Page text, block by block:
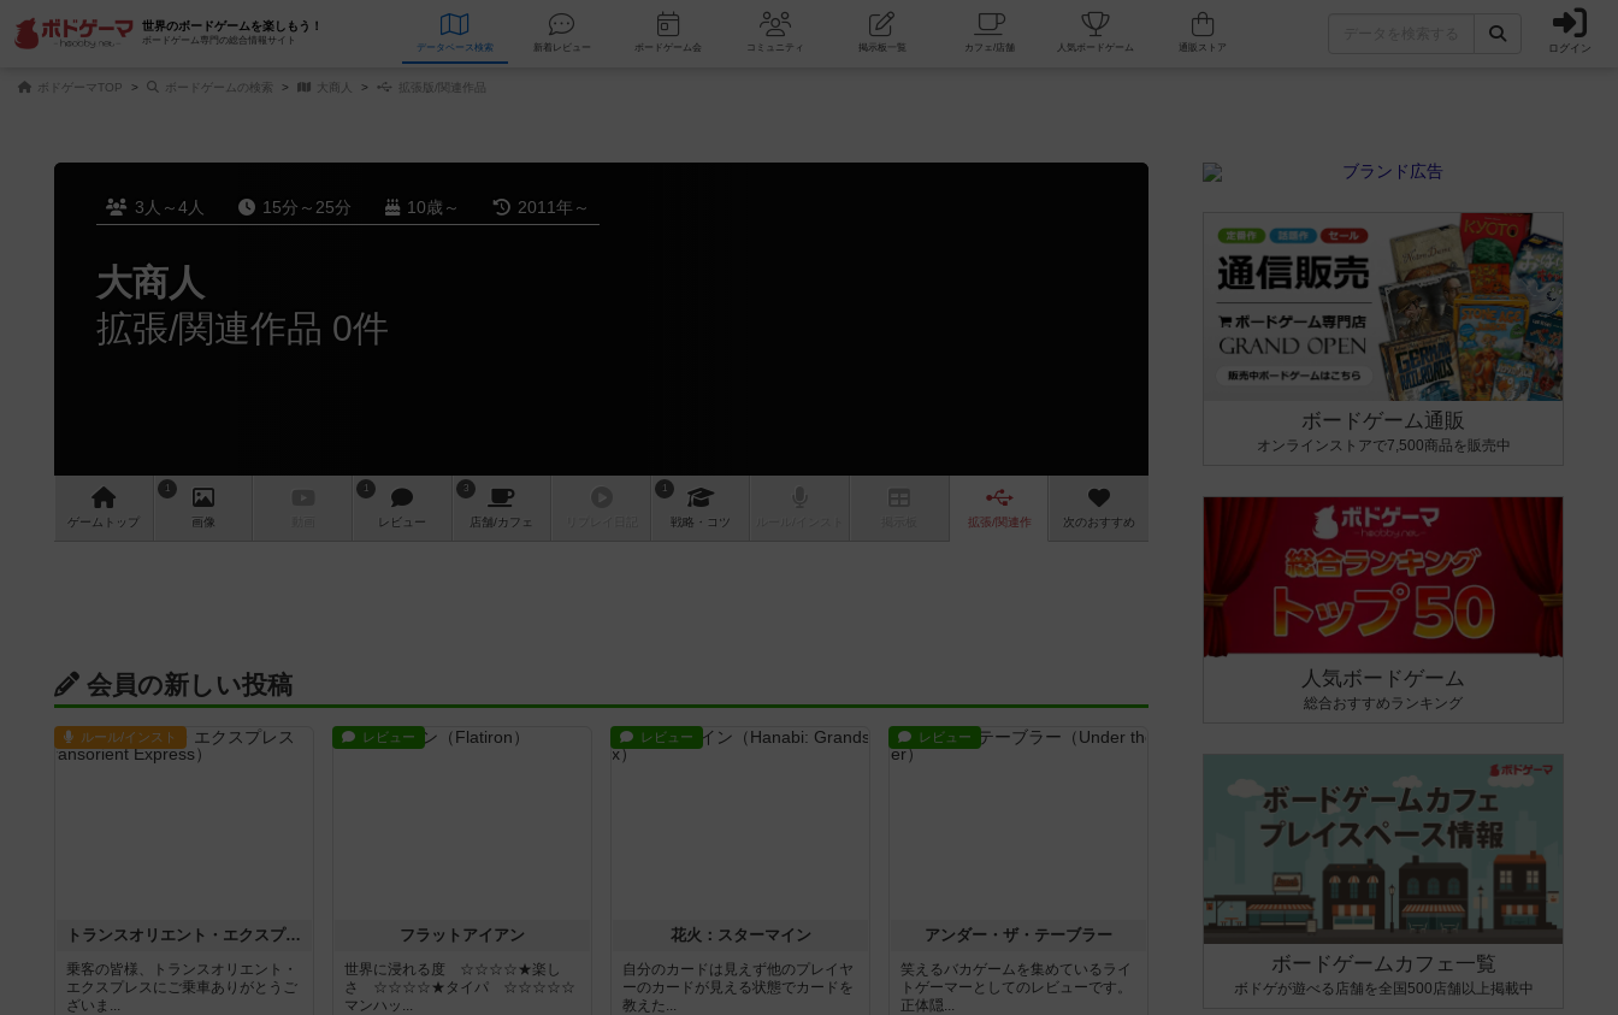
世界のボードゲームを楽しもう！
ボードゲーム専門の総合情報サイト
データベース 検索 新着レビュー ボードゲーム会 コミュニティ 掲示板一覧 カフェ/店舗 人気ボードゲーム ログイン
ボドゲーマTOP ボードゲームの検索 大商人 拡張版/関連作品
3人～4人 15分～25分 10歳～ 2011年～
大商人
拡張/関連作品 0件
ゲーム トップ
1
画像
1
レビュー
3
店舗/カフェ
1
戦略 ・コツ 拡張/関連作 次のおすすめ
会員の新しい投稿
ルール/インスト
トランスオリエント・エクスプレス
乗客の皆様、トランスオリエント・
エクスプレスにご乗車ありがとうご
ざいま...
レビュー
フラットアイアン
世界に浸れる度 ☆☆☆☆★楽し
さ ☆☆☆☆★タイパ ☆☆☆☆☆
マンハッ...
レビュー
花火：スターマイン
自分のカードは見えず他のプレイヤ
ーのカードが見える状態でカードを
教えた...
レビュー
アンダー・ザ・テーブラー
笑えるバカゲームを集めているライ
トゲーマーとしてのレビューです。
正体隠...
ボードゲーム通販
オンラインストアで7,500商品を販売中
人気ボードゲーム
総合おすすめランキング
ボードゲームカフェ一覧
ボドゲが遊べる店舗を全国500店舗以上掲載中